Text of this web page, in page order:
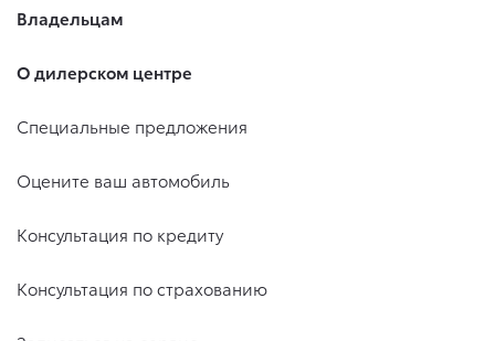
Владельцам
О дилерском центре
Специальные предложения
Оцените ваш автомобиль
Консультация по кредиту
Консультация по страхованию